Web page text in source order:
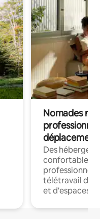
Nomades
déplacement
Des
confortables
professionnels
télétravail
et d'espaces